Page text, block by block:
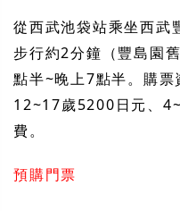
從西武池袋站乘坐西武
步行約2分鐘（豐島園
點半~晚上7點半。購票
12~17歲5200日元、
費。
預購門票